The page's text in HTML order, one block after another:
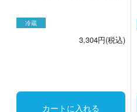
冷蔵
3,304円(税込)
カートに入れる